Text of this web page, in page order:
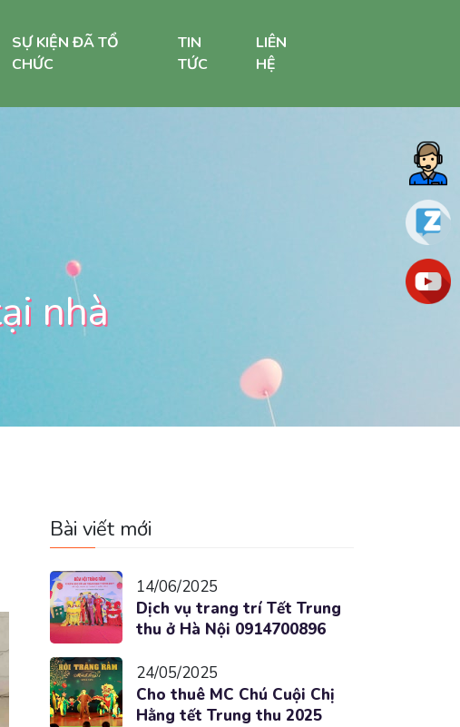
SỰ KIỆN ĐÃ TỔ
CHỨC
TIN
TỨC
LIÊN
HỆ
nhà
Bài viết mới
14/06/2025
Dịch vụ trang trí Tết Trung
thu ở Hà Nội 0914700896
24/05/2025
Cho thuê MC Chú Cuội Chị
Hằng tết Trung thu 2025